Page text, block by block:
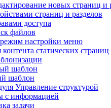
новых страниц и
страниц и разделов
доступа
файлов
настройки меню
статических страниц
шаблон
шаблон
Управление структурой
с информацией
задачи